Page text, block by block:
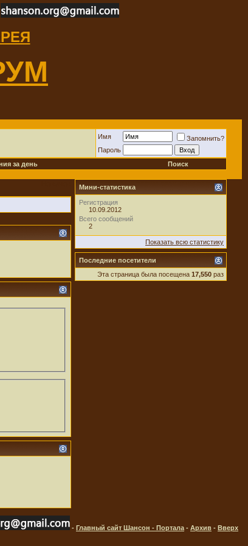
Имя
Запомнить?
Пароль
за день Поиск
Мини-статистика
Регистрация
10.09.2012
Всего сообщений
2
Показать всю статистику
Последние посетители
Эта страница была посещена 17,550 раз
- Главный сайт Шансон - Портала - Архив - Вверх